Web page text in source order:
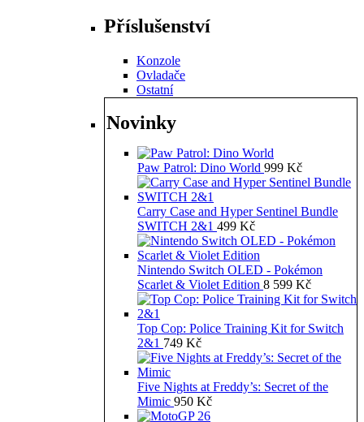
Příslušenství
Konzole
Ovladače
Ostatní
Novinky
Paw Patrol: Dino World 999 Kč
Carry Case and Hyper Sentinel Bundle
SWITCH 2&1 499 Kč
Nintendo Switch OLED - Pokémon
Scarlet & Violet Edition 8 599 Kč
Top Cop: Police Training Kit for Switch
2&1 749 Kč
Five Nights at Freddy’s: Secret of the
Mimic 950 Kč